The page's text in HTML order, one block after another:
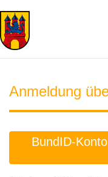
Zum Hauptinhalt
Anmeldung
BundID-